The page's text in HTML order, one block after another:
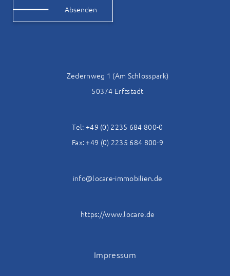
Zedernweg 1 (Am Schlosspark)
50374 Erftstadt
Tel: +49 (0) 2235 684 800-0
Fax: +49 (0) 2235 684 800-9
info@locare-immobilien.de
https://www.locare.de
Impressum